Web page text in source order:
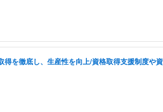
を徹底し、生産性を向上/資格取得支援制度や